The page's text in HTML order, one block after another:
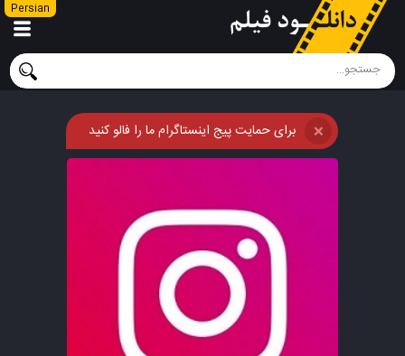
Persian
برای حمایت پیج اینستاگرام ما را فالو کنید ❌